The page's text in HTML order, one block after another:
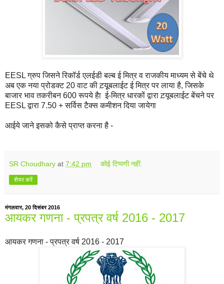
EESL ग्रुप जिसने रिकॉर्ड एलईडी बल्‍ब ई मित्र व राजकीय माध्‍यम से बेंचे थे
अब एक नया प्रोडक्‍ट 20 वाट की ट़यूूबलाईट ई मित्र पर लाया है, जिसके
बाजार भाव तकरीबन 600 रूपये हैा ई-मित्र धारकों द्वारा ट़यूबलाईट बेंचने पर
EESL द्वारा 7.50 + सर्विस टैक्‍स कमीशन दिया जायेगा
आईये जाने इसको कैसे प्राप्‍त करना है -
SR Choudhary at 7:42 pm कोई टिप्पणी नहीं:
शेयर करें
मंगलवार, 20 दिसंबर 2016
आयकर गणना - प्रपत्र वर्ष 2016 - 2017
आयकर गणना - प्रपत्र वर्ष 2016 - 2017